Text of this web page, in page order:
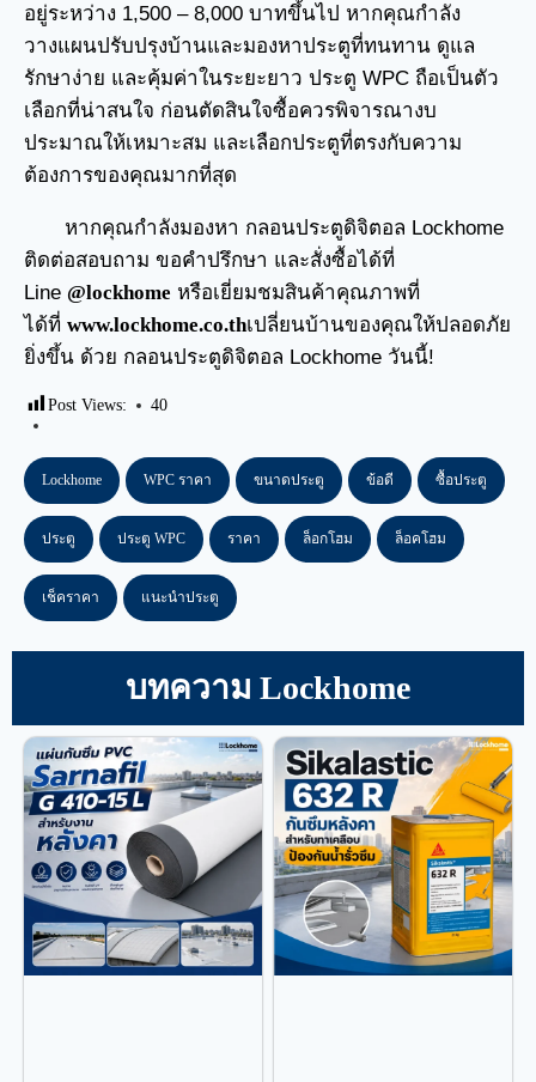
อยู่ระหว่าง 1,500 – 8,000 บาทขึ้นไป หากคุณกำลัง
วางแผนปรับปรุงบ้านและมองหาประตูที่ทนทาน ดูแล
รักษาง่าย และคุ้มค่าในระยะยาว ประตู WPC ถือเป็นตัว
เลือกที่น่าสนใจ ก่อนตัดสินใจซื้อควรพิจารณางบ
ประมาณให้เหมาะสม และเลือกประตูที่ตรงกับความ
ต้องการของคุณมากที่สุด
หากคุณกำลังมองหา กลอนประตูดิจิตอล Lockhome
ติดต่อสอบถาม ขอคำปรึกษา และสั่งซื้อได้ที่
Line @lockhome หรือเยี่ยมชมสินค้าคุณภาพที่
ได้ที่ www.lockhome.co.thเปลี่ยนบ้านของคุณให้ปลอดภัย
ยิ่งขึ้น ด้วย กลอนประตูดิจิตอล Lockhome วันนี้!
Post Views: 40
Lockhome WPC ราคา ขนาดประตู ข้อดี ซื้อประตู
ประตู ประตู WPC ราคา ล็อกโฮม ล็อคโฮม
เช็คราคา แนะนำประตู
บทความ Lockhome